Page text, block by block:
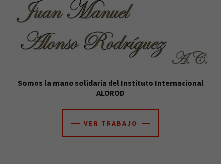
Somos la mano solidaria del Instituto Internacional
ALOROD
VER TRABAJO